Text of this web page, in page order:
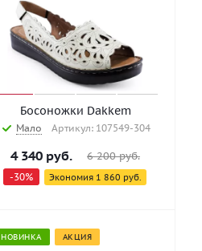
Босоножки Dakkem
Мало Артикул: 107549-304
4 340 руб. 6 200руб.
-30% Экономия 1 860 руб.
НОВИНКА АКЦИЯ